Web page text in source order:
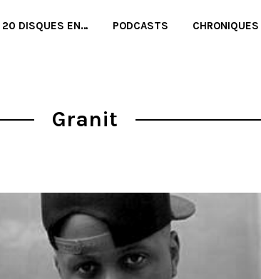
20 DISQUES EN… PODCASTS CHRONIQUES
Granit